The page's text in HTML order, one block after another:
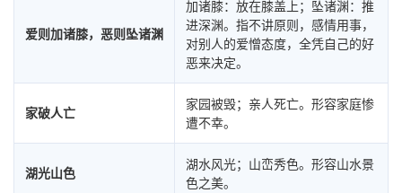
爱则加诸膝，恶则坠诸渊
加诸膝：放在膝盖上；坠诸渊：推
进深渊。指不讲原则，感情用事，
对别人的爱憎态度，全凭自己的好
恶来决定。
家破人亡
家园被毁；亲人死亡。形容家庭惨
遭不幸。
湖光山色
湖水风光；山峦秀色。形容山水景
色之美。